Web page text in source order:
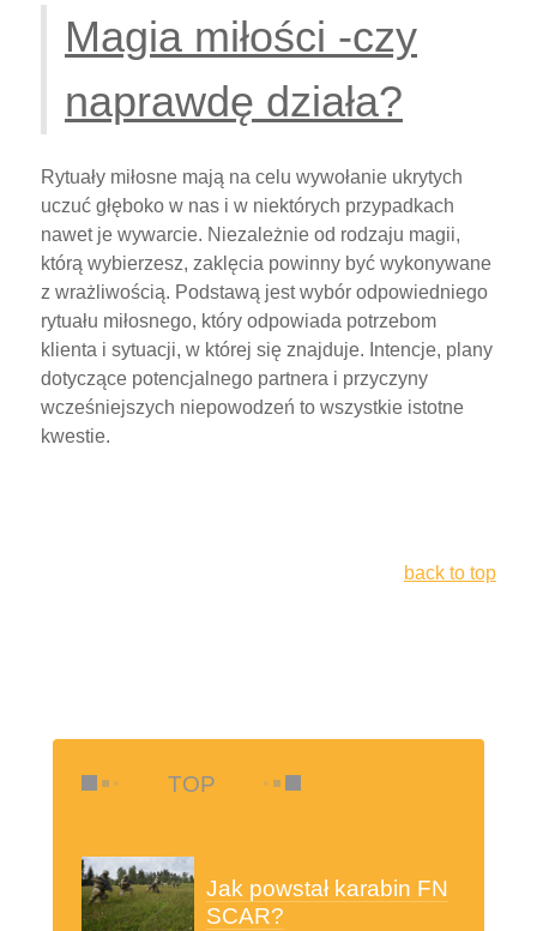
Magia miłości -czy
naprawdę działa?
Rytuały miłosne mają na celu wywołanie ukrytych
uczuć głęboko w nas i w niektórych przypadkach
nawet je wywarcie. Niezależnie od rodzaju magii,
którą wybierzesz, zaklęcia powinny być wykonywane
z wrażliwością. Podstawą jest wybór odpowiedniego
rytuału miłosnego, który odpowiada potrzebom
klienta i sytuacji, w której się znajduje. Intencje, plany
dotyczące potencjalnego partnera i przyczyny
wcześniejszych niepowodzeń to wszystkie istotne
kwestie.
back to top
TOP
Jak powstał karabin FN
SCAR?